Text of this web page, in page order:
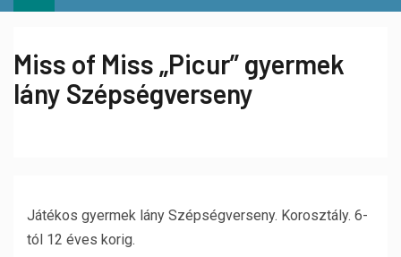
Miss of Miss „Picur” gyermek
lány Szépségverseny
Játékos gyermek lány Szépségverseny. Korosztály. 6-
tól 12 éves korig.